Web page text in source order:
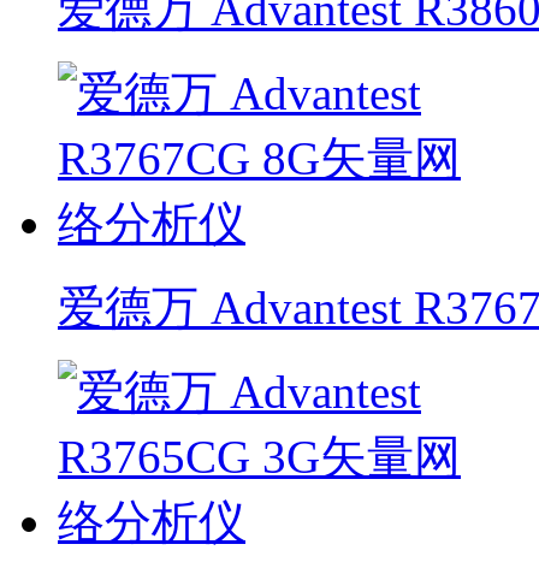
爱德万 Advantest